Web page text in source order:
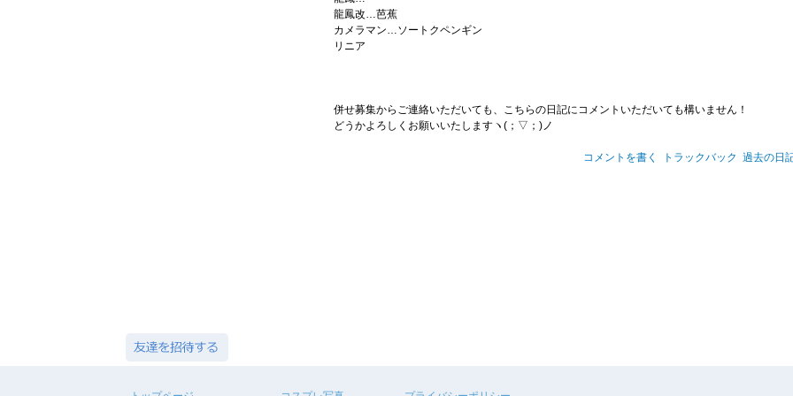
龍鳳改…芭蕉
カメラマン…ソートクペンギン
リニア
併せ募集からご連絡いただいても、こちらの日記にコメントいただいても構いません！
どうかよろしくお願いいたしますヽ(；▽；)ノ
コメントを書く トラックバック 過去の日